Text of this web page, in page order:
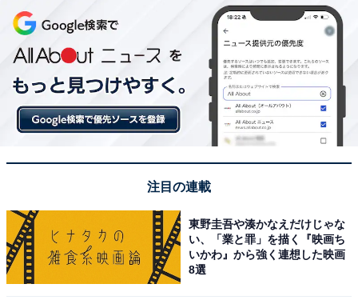
り、しっかりととのえて大満足でした。
駅前の足湯は無料で誰でも利用できて、松丸の町並
みを眺めながらのんびりできました。温泉上がりに
瓶牛乳や松野の特産品を買えるのも嬉しいポイント
注目の連載
東野圭吾や湊かなえだけじゃな
い、「業と罪」を描く『映画ち
いかわ』から強く連想した映画
8選